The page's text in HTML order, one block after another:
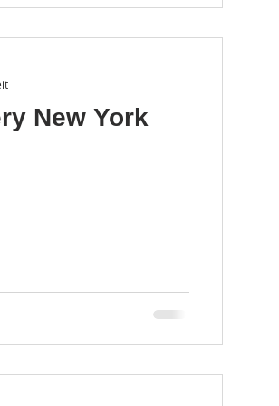
New York